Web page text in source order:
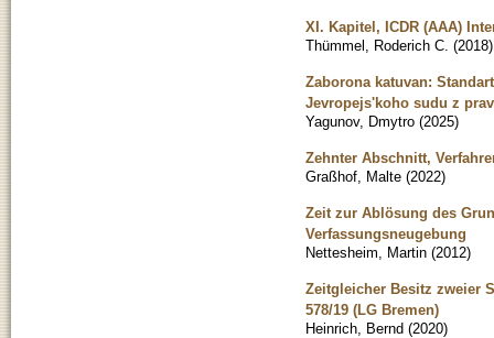
XI. Kapitel, ICDR (AAA)
Thümmel, Roderich C. (2018)
Zaborona katuvan:
Jevropejsʹkoho sudu z
Yagunov, Dmytro (2025)
Zehnter Abschnitt,
Graßhof, Malte (2022)
Zeit zur Ablösung des
Verfassungsneugebung
Nettesheim, Martin (2012)
Zeitgleicher Besitz zweier
578/19 (LG Bremen)
Heinrich, Bernd (2020)